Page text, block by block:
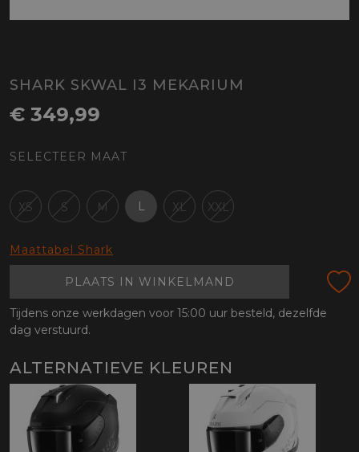
SHARK SKWAL I3 MEKARIUM
€ 349,99
SELECTEER MAAT
XS S M L XL XXL
Maattabel Shark
PLAATS IN WINKELMAND
Tijdens onze werkdagen voor 15:00 uur besteld, dezelfde
dag verstuurd.
ALTERNATIEVE KLEUREN